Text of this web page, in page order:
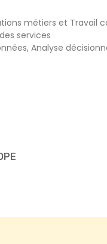
métiers et Travail
services
Analyse